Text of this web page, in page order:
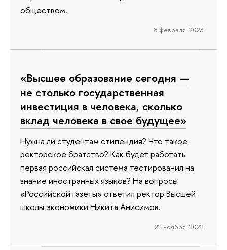
обществом.
8 февраля 2023
«Высшее образование сегодня —
не столько государственная
инвестиция в человека, сколько
вклад человека в свое будущее»
Нужна ли студентам стипендия? Что такое
ректорское братство? Как будет работать
первая российская система тестирования на
знание иностранных языков? На вопросы
«Российской газеты» ответил ректор Высшей
школы экономики Никита Анисимов.
22 ноября 2022